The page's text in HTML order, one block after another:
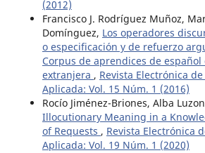
(2012)
Francisco J. Rodríguez Muñoz,
Domínguez, Los operadores
o especificación y de refuerzo
Corpus de aprendices de español
extranjera , Revista Electrónica
Aplicada: Vol. 15 Núm. 1 (2016)
Rocío Jiménez-Briones, Alba
Illocutionary Meaning in a
of Requests , Revista Electrónica
Aplicada: Vol. 19 Núm. 1 (2020)